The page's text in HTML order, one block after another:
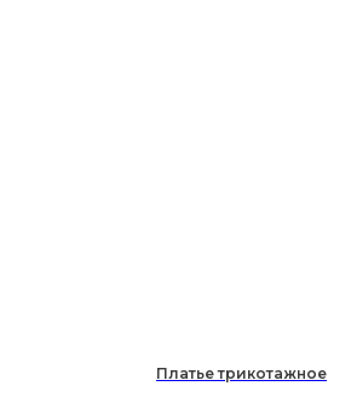
Платье трикотажное